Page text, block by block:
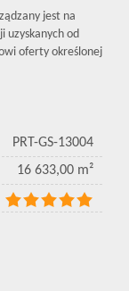
jest na
uzyskanych od
oferty określonej
PRT-GS-13004
16 633,00 m²